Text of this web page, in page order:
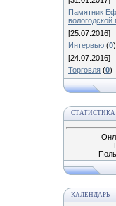
Памятник
вологодской
[25.07.2016]
Интервью (0)
[24.07.2016]
Торговля (0)
СТАТИСТИКА
КАЛЕНДАРЬ